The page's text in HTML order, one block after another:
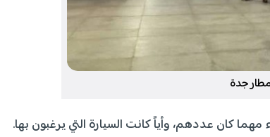
جدة
كان عددهم، وأياً كانت السيارة التي يرغبون بها.